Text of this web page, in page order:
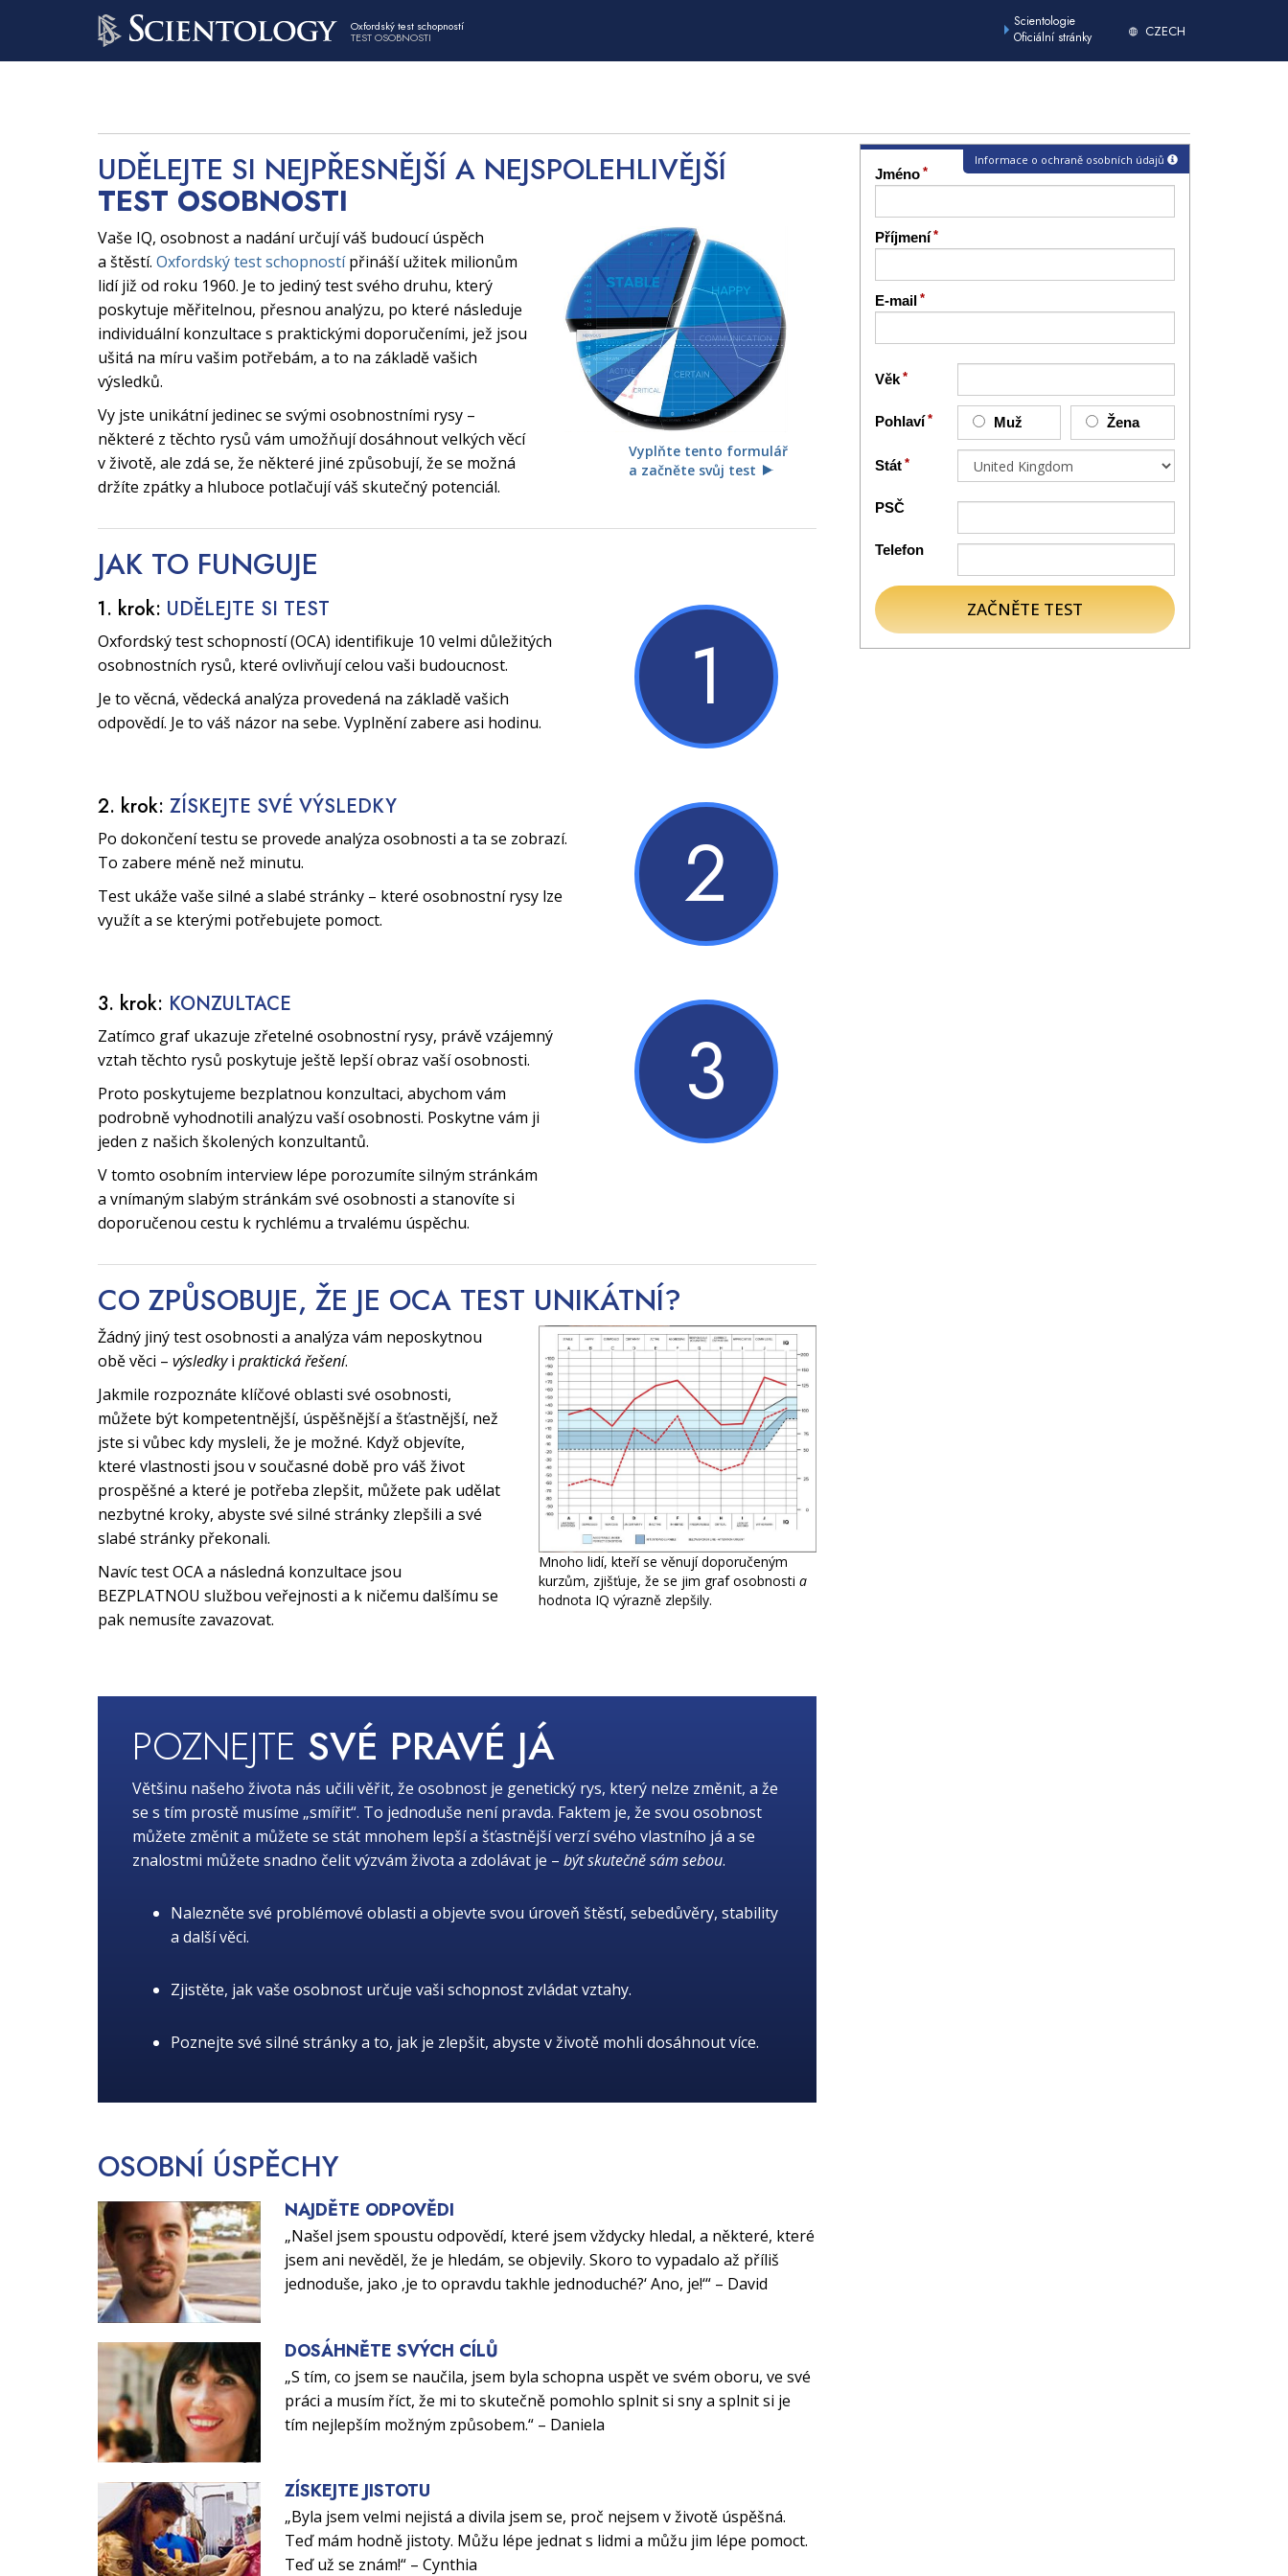
Oxfordský test schopností
TEST OSOBNOSTI
Scientologie
Oficiální stránky
CZECH
Informace o ochraně osobních údajů
Jméno
Příjmení
E-mail
Věk
Pohlaví Muž Žena
Stát
PSČ
Telefon
ZAČNĚTE TEST
UDĚLEJTE SI NEJPŘESNĚJŠÍ A NEJSPOLEHLIVĚJŠÍ
TEST OSOBNOSTI
Vyplňte tento formulář
a začněte svůj test
Vaše IQ, osobnost a nadání určují váš budoucí úspěch
a štěstí. Oxfordský test schopnostípřináší užitek milionům
lidí již od roku 1960. Je to jediný test svého druhu, který
poskytuje měřitelnou, přesnou analýzu, po které následuje
individuální konzultace s praktickými doporučeními, jež jsou
ušitá na míru vašim potřebám, a to na základě vašich
výsledků.
Vy jste unikátní jedinec se svými osobnostními rysy –
některé z těchto rysů vám umožňují dosáhnout velkých věcí
v životě, ale zdá se, že některé jiné způsobují, že se možná
držíte zpátky a hluboce potlačují váš skutečný potenciál.
JAK TO FUNGUJE
1. krok: UDĚLEJTE SI TEST
Oxfordský test schopností (OCA) identifikuje 10 velmi důležitých
osobnostních rysů, které ovlivňují celou vaši budoucnost.
Je to věcná, vědecká analýza provedená na základě vašich
odpovědí. Je to váš názor na sebe. Vyplnění zabere asi hodinu.
1
2. krok: ZÍSKEJTE SVÉ VÝSLEDKY
Po dokončení testu se provede analýza osobnosti a ta se zobrazí.
To zabere méně než minutu.
Test ukáže vaše silné a slabé stránky – které osobnostní rysy lze
využít a se kterými potřebujete pomoct.
2
3. krok: KONZULTACE
Zatímco graf ukazuje zřetelné osobnostní rysy, právě vzájemný
vztah těchto rysů poskytuje ještě lepší obraz vaší osobnosti.
Proto poskytujeme bezplatnou konzultaci, abychom vám
podrobně vyhodnotili analýzu vaší osobnosti. Poskytne vám ji
jeden z našich školených konzultantů.
V tomto osobním interview lépe porozumíte silným stránkám
a vnímaným slabým stránkám své osobnosti a stanovíte si
doporučenou cestu k rychlému a trvalému úspěchu.
3
CO ZPŮSOBUJE, ŽE JE OCA TEST UNIKÁTNÍ?
Žádný jiný test osobnosti a analýza vám neposkytnou
obě věci – výsledkyi praktická řešení.
Jakmile rozpoznáte klíčové oblasti své osobnosti,
můžete být kompetentnější, úspěšnější a šťastnější, než
jste si vůbec kdy mysleli, že je možné. Když objevíte,
které vlastnosti jsou v současné době pro váš život
prospěšné a které je potřeba zlepšit, můžete pak udělat
nezbytné kroky, abyste své silné stránky zlepšili a své
slabé stránky překonali.
Navíc test OCA a následná konzultace jsou
BEZPLATNOU službou veřejnosti a k ničemu dalšímu se
pak nemusíte zavazovat.
Mnoho lidí, kteří se věnují doporučeným
kurzům, zjišťuje, že se jim graf osobnosti a
hodnota IQ výrazně zlepšily.
POZNEJTE SVÉ PRAVÉ JÁ
Většinu našeho života nás učili věřit, že osobnost je genetický rys, který nelze změnit, a že
se s tím prostě musíme „smířit“. To jednoduše není pravda. Faktem je, že svou osobnost
můžete změnit a můžete se stát mnohem lepší a šťastnější verzí svého vlastního já a se
znalostmi můžete snadno čelit výzvám života a zdolávat je – být skutečně sám sebou.
Nalezněte své problémové oblasti a objevte svou úroveň štěstí, sebedůvěry, stability
a další věci.
Zjistěte, jak vaše osobnost určuje vaši schopnost zvládat vztahy.
Poznejte své silné stránky a to, jak je zlepšit, abyste v životě mohli dosáhnout více.
OSOBNÍ ÚSPĚCHY
NAJDĚTE ODPOVĚDI
„Našel jsem spoustu odpovědí, které jsem vždycky hledal, a některé, které
jsem ani nevěděl, že je hledám, se objevily. Skoro to vypadalo až příliš
jednoduše, jako ‚je to opravdu takhle jednoduché?‘ Ano, je!‘“ – David
DOSÁHNĚTE SVÝCH CÍLŮ
„S tím, co jsem se naučila, jsem byla schopna uspět ve svém oboru, ve své
práci a musím říct, že mi to skutečně pomohlo splnit si sny a splnit si je
tím nejlepším možným způsobem.“ – Daniela
ZÍSKEJTE JISTOTU
„Byla jsem velmi nejistá a divila jsem se, proč nejsem v životě úspěšná.
Teď mám hodně jistoty. Můžu lépe jednat s lidmi a můžu jim lépe pomoct.
Teď už se znám!“ – Cynthia